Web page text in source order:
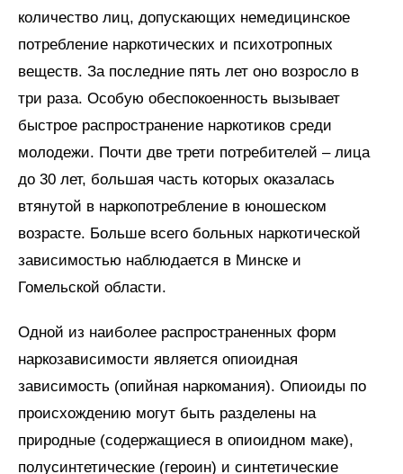
количество лиц, допускающих немедицинское
потребление наркотических и психотропных
веществ. За последние пять лет оно возросло в
три раза. Особую обеспокоенность вызывает
быстрое распространение наркотиков среди
молодежи. Почти две трети потребителей – лица
до 30 лет, большая часть которых оказалась
втянутой в наркопотребление в юношеском
возрасте. Больше всего больных наркотической
зависимостью наблюдается в Минске и
Гомельской области.
Одной из наиболее распространенных форм
наркозависимости является опиоидная
зависимость (опийная наркомания). Опиоиды по
происхождению могут быть разделены на
природные (содержащиеся в опиоидном маке),
полусинтетические (героин) и синтетические